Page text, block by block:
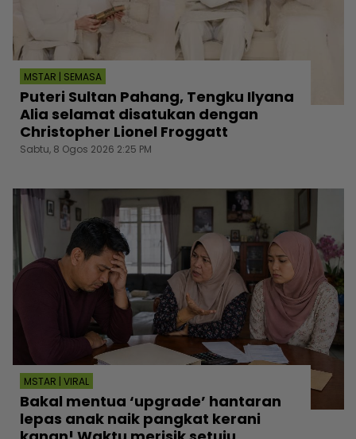
MSTAR | SEMASA
Puteri Sultan Pahang, Tengku Ilyana
Alia selamat disatukan dengan
Christopher Lionel Froggatt
Sabtu, 8 Ogos 2026 2:25 PM
MSTAR | VIRAL
Bakal mentua ‘upgrade’ hantaran
lepas anak naik pangkat kerani